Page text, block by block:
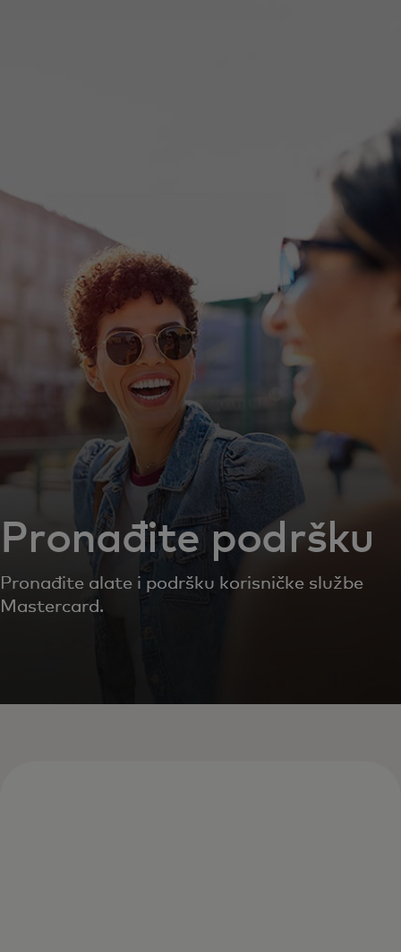
Za inovatore
Novosti i trendovi
Pronađite podršku
Pronađite alate i podršku korisničke službe
Mastercard.